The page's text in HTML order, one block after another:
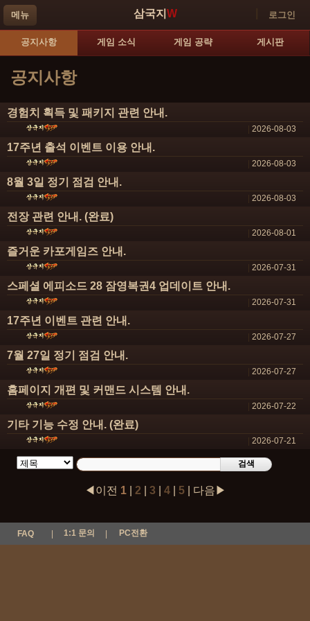
삼국지 W
메뉴 로그인
공지사항 게임 소식 게임 공략 게시판
공지사항
경험치 획득 및 패키지 관련 안내.
2026-08-03
17주년 출석 이벤트 이용 안내.
2026-08-03
8월 3일 정기 점검 안내.
2026-08-03
전장 관련 안내. (완료)
2026-08-01
즐거운 카포게임즈 안내.
2026-07-31
스페셜 에피소드 28 잠영복권4 업데이트 안내.
2026-07-31
17주년 이벤트 관련 안내.
2026-07-27
7월 27일 정기 점검 안내.
2026-07-27
홈페이지 개편 및 커맨드 시스템 안내.
2026-07-22
기타 기능 수정 안내. (완료)
2026-07-21
검색
◀이전 1| 2 3 4| 5| 다음▶
FAQ 1:1 문의 PC전환